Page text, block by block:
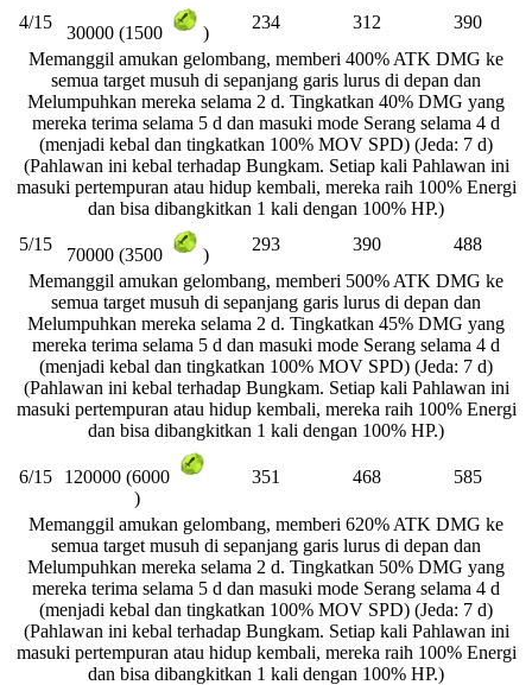
4/15
30000 (1500 )
234 312
390
Memanggil amukan gelombang, memberi 400% ATK DMG ke
semua target musuh di sepanjang garis lurus di depan dan
Melumpuhkan mereka selama 2 d. Tingkatkan 40% DMG yang
mereka terima selama 5 d dan masuki mode Serang selama 4 d
(menjadi kebal dan tingkatkan 100% MOV SPD) (Jeda: 7 d)
(Pahlawan ini kebal terhadap Bungkam. Setiap kali Pahlawan ini
masuki pertempuran atau hidup kembali, mereka raih 100% Energi
dan bisa dibangkitkan 1 kali dengan 100% HP.)
5/15
70000 (3500 )
293 390
488
Memanggil amukan gelombang, memberi 500% ATK DMG ke
semua target musuh di sepanjang garis lurus di depan dan
Melumpuhkan mereka selama 2 d. Tingkatkan 45% DMG yang
mereka terima selama 5 d dan masuki mode Serang selama 4 d
(menjadi kebal dan tingkatkan 100% MOV SPD) (Jeda: 7 d)
(Pahlawan ini kebal terhadap Bungkam. Setiap kali Pahlawan ini
masuki pertempuran atau hidup kembali, mereka raih 100% Energi
dan bisa dibangkitkan 1 kali dengan 100% HP.)
6/15
120000 (6000
)
351 468 585
Memanggil amukan gelombang, memberi 620% ATK DMG ke
semua target musuh di sepanjang garis lurus di depan dan
Melumpuhkan mereka selama 2 d. Tingkatkan 50% DMG yang
mereka terima selama 5 d dan masuki mode Serang selama 4 d
(menjadi kebal dan tingkatkan 100% MOV SPD) (Jeda: 7 d)
(Pahlawan ini kebal terhadap Bungkam. Setiap kali Pahlawan ini
masuki pertempuran atau hidup kembali, mereka raih 100% Energi
dan bisa dibangkitkan 1 kali dengan 100% HP.)